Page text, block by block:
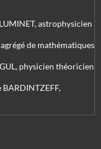
astrophysicien
de mathématiques
physicien théoricien